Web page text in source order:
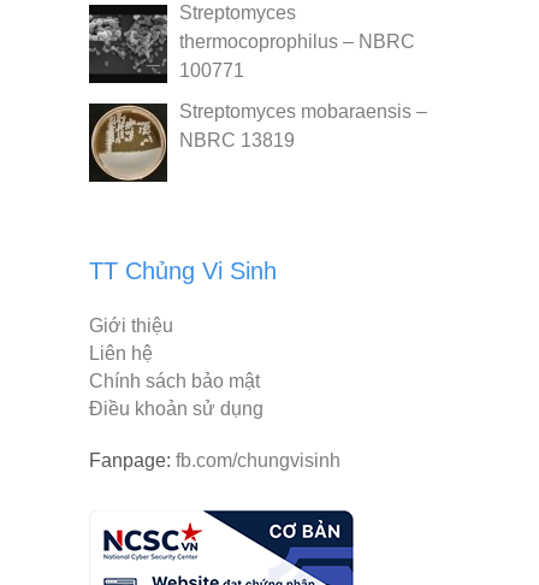
Streptomyces
thermocoprophilus – NBRC
100771
Streptomyces mobaraensis –
NBRC 13819
TT Chủng Vi Sinh
Giới thiệu
Liên hệ
Chính sách bảo mật
Điều khoản sử dụng
Fanpage: fb.com/chungvisinh